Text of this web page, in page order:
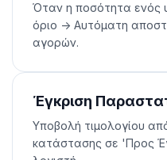
Όταν η ποσότητα ενός
όριο -> Αυτόματη
αγορών.
Έγκριση
Υποβολή τιμολογίου
κατάστασης σε 'Προς